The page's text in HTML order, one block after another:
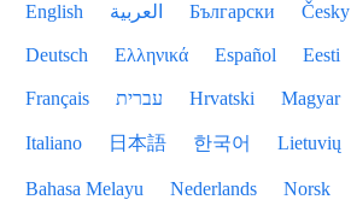
English العربية Български Česky
Deutsch Ελληνικά Español Eesti
Français עברית Hrvatski Magyar
Italiano 日本語 한국어 Lietuvių
Bahasa Melayu Nederlands Norsk